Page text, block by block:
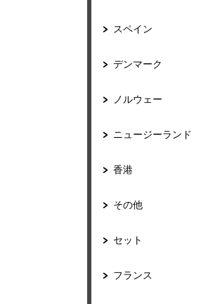
スペイン
デンマーク
ノルウェー
ニュージーランド
香港
その他
セット
フランス